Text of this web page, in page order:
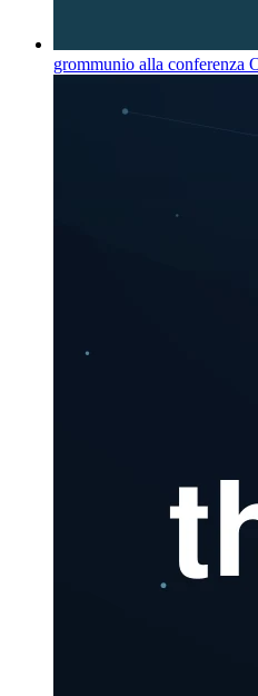
grommunio alla conferenza